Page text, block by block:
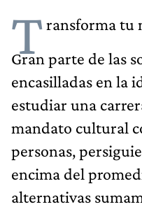
Transforma tu
Gran parte de las
encasilladas en la
estudiar una
mandato cultural
personas,
encima del
alternativas